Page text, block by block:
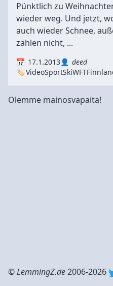
Pünktlich zu
wieder weg. Und jetzt,
auch wieder Schnee,
zählen nicht, ...
17.1.2013 deed
VideoSportSkiWFT
Olemme mainosvapaita!
©LemmingZ.de2006-2026